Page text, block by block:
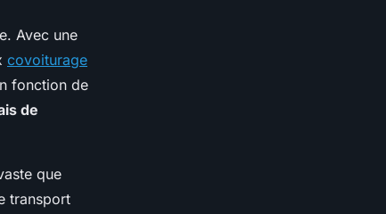
Avec une
covoiturage
fonction de
de
que
transport